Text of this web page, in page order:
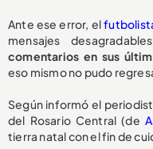
Ante ese error, el
mensajes
comentarios en sus
eso mismo no pudo
Según informó el
del Rosario Central (de
tierra natal con el fin de